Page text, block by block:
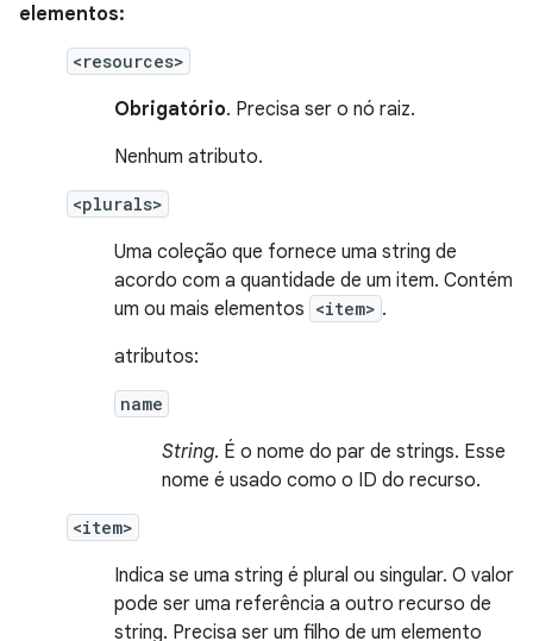
elementos:
<resources>
Obrigatório. Precisa ser o nó raiz.
Nenhum atributo.
<plurals>
Uma coleção que fornece uma string de
acordo com a quantidade de um item. Contém
um ou mais elementos <item> .
atributos:
name
String. É o nome do par de strings. Esse
nome é usado como o ID do recurso.
<item>
Indica se uma string é plural ou singular. O valor
pode ser uma referência a outro recurso de
string. Precisa ser um filho de um elemento